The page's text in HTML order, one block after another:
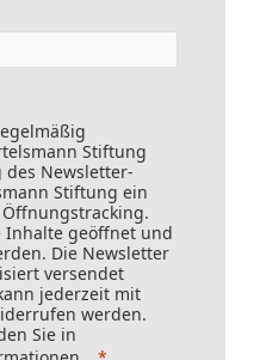
Stiftung
Newsletter-
Stiftung ein
Inhalte geöffnet und
Die Newsletter
versendet
jederzeit mit
werden.
Sie in